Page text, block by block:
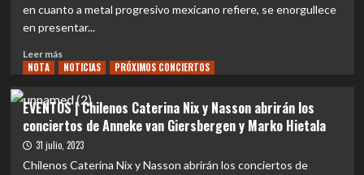
presenta
White
Frankenstein
adelanto
de
su
nuevo
álbum
en cuanto a metal progresivo mexicano refiere, se enorgullece
en presentar...
Leer másLeer
más
MUNDO
|
THE
ADVENT
EQUATION
NOTA NOTICIAS PRÓXIMOS CONCIERTOS
EVENTOS | Chilenos Caterina Nix y Nasson abrirán los
conciertos de Anneke van Giersbergen y Marko Hietala
31 julio, 2023
Chilenos Caterina Nix y Nasson abrirán los conciertos de